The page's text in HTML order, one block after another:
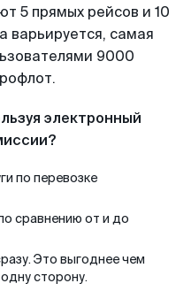
5 прямых рейсов и 10
варьируется, самая
9000
электронный
по перевозке
сравнению от и до
Это выгоднее чем
сторону.